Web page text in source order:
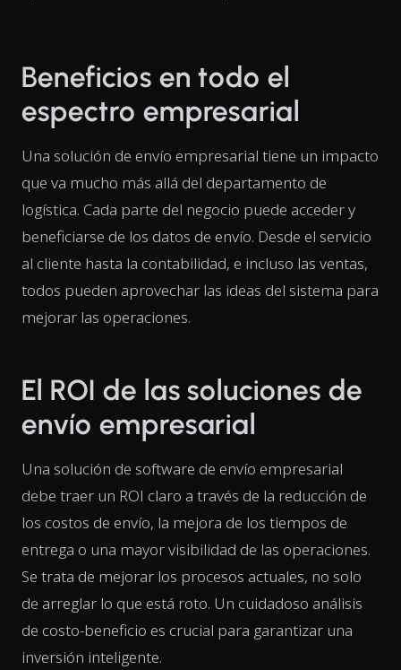
Beneficios en todo el
espectro empresarial
Una solución de envío empresarial tiene un impacto
que va mucho más allá del departamento de
logística. Cada parte del negocio puede acceder y
beneficiarse de los datos de envío. Desde el servicio
al cliente hasta la contabilidad, e incluso las ventas,
todos pueden aprovechar las ideas del sistema para
mejorar las operaciones.
El ROI de las soluciones de
envío empresarial
Una solución de software de envío empresarial
debe traer un ROI claro a través de la reducción de
los costos de envío, la mejora de los tiempos de
entrega o una mayor visibilidad de las operaciones.
Se trata de mejorar los procesos actuales, no solo
de arreglar lo que está roto. Un cuidadoso análisis
de costo-beneficio es crucial para garantizar una
inversión inteligente.